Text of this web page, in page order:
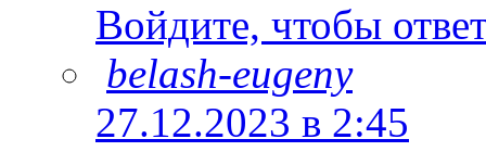
Войдите, чтобы
belash-eugeny
27.12.2023 в 2:45